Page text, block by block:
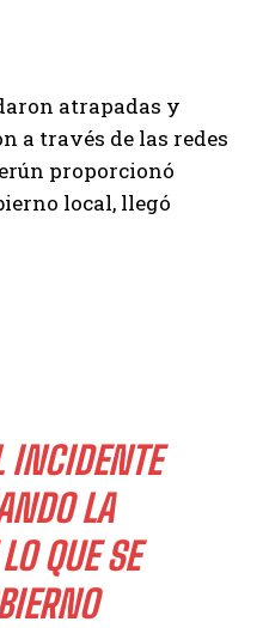
atrapadas y
a través de las redes
proporcionó
local, llegó
INCIDENTE
LA
QUE SE